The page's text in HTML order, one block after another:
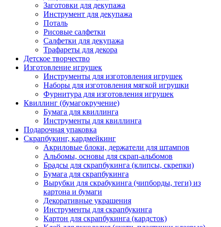
Заготовки для декупажа
Инструмент для декупажа
Поталь
Рисовые салфетки
Салфетки для декупажа
Трафареты для декора
Детское творчество
Изготовление игрушек
Инструменты для изготовления игрушек
Наборы для изготовления мягкой игрушки
Фурнитура для изготовления игрушек
Квиллинг (бумагокручение)
Бумага для квиллинга
Инструменты для квиллинга
Подарочная упаковка
Скрапбукинг, кардмейкинг
Акриловые блоки, держатели для штампов
Альбомы, основы для скрап-альбомов
Брадсы для скрапбукинга (клипсы, скрепки)
Бумага для скрапбукинга
Вырубки для скрабукинга (чипборды, теги) из
картона и бумаги
Декоративные украшения
Инструменты для скрапбукинга
Картон для скрапбукинга (кардсток)